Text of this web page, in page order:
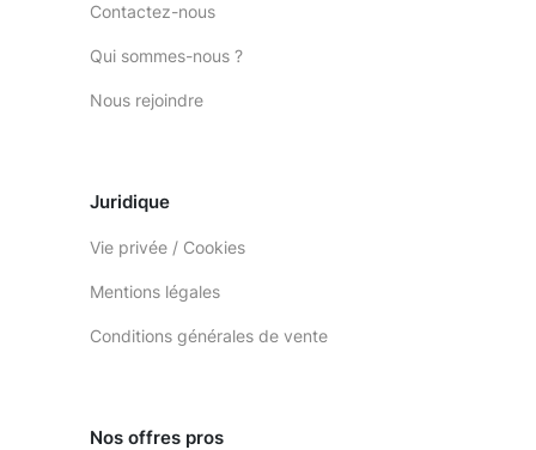
Contactez-nous
Qui sommes-nous ?
Nous rejoindre
Juridique
Vie privée / Cookies
Mentions légales
Conditions générales de vente
Nos offres pros